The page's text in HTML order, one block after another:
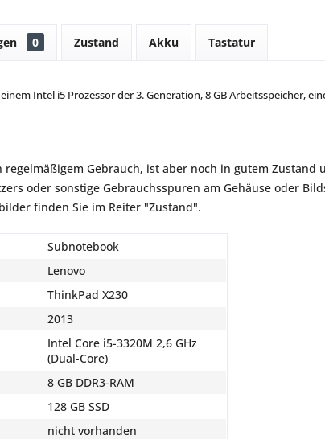
0 Zustand Akku Tastatur
Intel i5 Prozessor der 3. Generation, 8 GB Arbeitsspeicher,
regelmäßigem Gebrauch, ist aber noch in gutem
oder sonstige Gebrauchsspuren am Gehäuse oder
finden Sie im Reiter "Zustand".
Subnotebook
Lenovo
ThinkPad X230
2013
Intel Core i5-3320M 2,6 GHz
(Dual-Core)
8 GB DDR3-RAM
128 GB SSD
nicht vorhanden